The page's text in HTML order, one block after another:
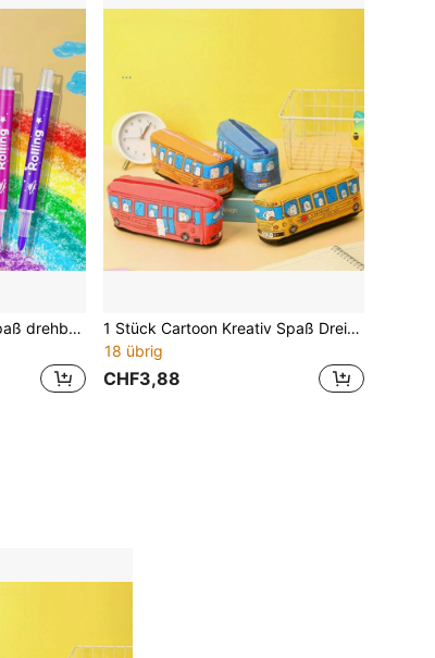
12/18 Farben Cartoon Spaß drehbare Wachsmalstifte & Zeichenstifte Schüler farbige Ölpastell Malset, geeignet für Feiertagsgeschenke, Büro Mal- & Zeichenbedarf
1 Stück Cartoon Kreativ Spaß Dreieck Haus Auto Federmäppchen Schreibwaren Tasche, geeignet für Schulanfang Saison kleine Geschenke, Partygeschenke
18 übrig
CHF3,88